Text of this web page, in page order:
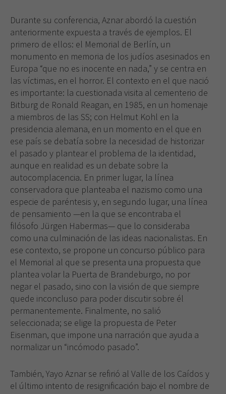
Durante su conferencia, Aznar abordó la cuestión
anteriormente expuesta a través de ejemplos. El
primero de ellos: el Memorial de Berlín, un
monumento en memoria de los judíos asesinados en
Europa “que no es inocente en nada,” y se centra en
las víctimas, en el horror. El contexto en el que nació
es importante: la cuestionada visita al cementerio de
Bitburg de Ronald Reagan, en 1985, en un homenaje
a miembros de las SS; con Helmut Kohl en la
presidencia alemana, en un momento en el que en
ese país se debatía sobre la necesidad de historizar
el pasado y plantear el problema de la identidad,
aunque en realidad es un debate sobre la
autocomplacencia. En primer lugar, la línea
conservadora que planteaba el nazismo como una
especie de paréntesis y, en segundo lugar, una línea
de pensamiento —en la que se encontraba el
filósofo Jürgen Habermas— que lo consideraba
como una culminación de las ideas nacionalistas. En
ese contexto, se propone un concurso público para
el Memorial al que se presenta una propuesta que
plantea volar la Puerta de Brandeburgo, no por
negar el pasado, sino con la visión de que siempre
quede inconcluso para poder discutir sobre él
permanentemente. Finalmente, no salió
seleccionada; se elige la propuesta de Peter
Eisenman, que impone una narración que ayuda a
normalizar un “incómodo pasado”.
También, Yayo Aznar se refirió al Valle de los Caídos y
el último intento de resignificación bajo el nombre de